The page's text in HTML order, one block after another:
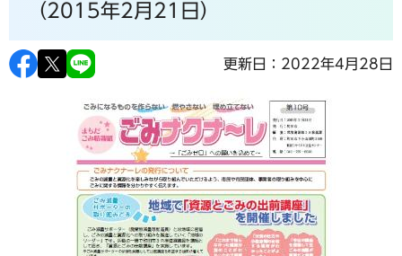
（2015年2月21日）
更新日：2022年4月28日